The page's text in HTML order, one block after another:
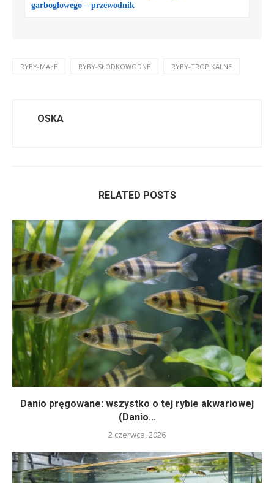
garbogłowego – przewodnik
RYBY-MAŁE RYBY-SŁODKOWODNE RYBY-TROPIKALNE
OSKA
RELATED POSTS
Danio pręgowane: wszystko o tej rybie akwariowej
(Danio...
2 czerwca, 2026